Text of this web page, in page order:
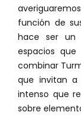
función de
hace ser un
espacios
combinar
que invitan a
intenso que
sobre